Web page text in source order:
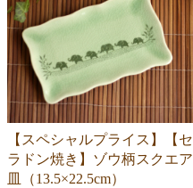
【スペシャルプライス】【セ
ラドン焼き】ゾウ柄スクエア
皿（13.5×22.5cm）